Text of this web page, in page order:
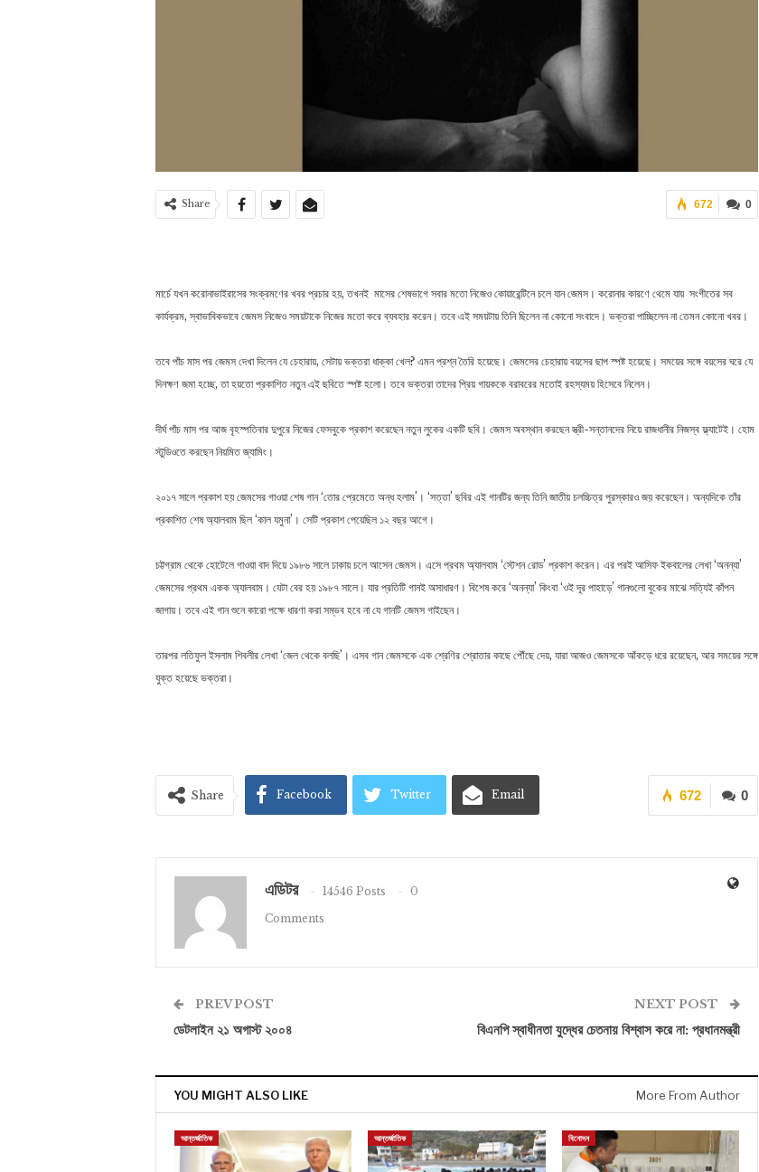
0
672
Share
মার্চে যখন করোনাভাইরাসের সংক্রমণের খবর প্রচার হয়, তখনই মাসের শেষভাগে সবার মতো নিজেও কোয়ারেন্টিনে চলে যান জেমস। করোনার কারণে থেমে যায় সংগীতের সব
কার্যক্রম, স্বাভাবিকভাবে জেমস নিজেও সময়টাকে নিজের মতো করে ব্যবহার করেন। তবে এই সময়টায় তিনি ছিলেন না কোনো সংবাদে। ভক্তরা পাচ্ছিলেন না তেমন কোনো খবর।
তবে পাঁচ মাস পর জেমস দেখা দিলেন যে চেহারায়, সেটায় ভক্তরা ধাক্কা খেল? এমন প্রশ্ন তৈরি হয়েছে। জেমসের চেহারায় বয়সের ছাপ স্পষ্ট হয়েছে। সময়ের সঙ্গে বয়সের ঘরে যে
দিনক্ষণ জমা হচ্ছে, তা হয়তো প্রকাশিত নতুন এই ছবিতে স্পষ্ট হলো। তবে ভক্তরা তাদের প্রিয় গায়ককে বরাবরের মতোই রহস্যময় হিসেবে নিলেন।
দীর্ঘ পাঁচ মাস পর আজ বৃহস্পতিবার দুপুরে নিজের ফেসবুকে প্রকাশ করেছেন নতুন লুকের একটি ছবি। জেমস অবস্থান করছেন স্ত্রী-সন্তানদের নিয়ে রাজধানীর নিজস্ব ফ্ল্যাটেই। হোম
স্টুডিওতে করছেন নিয়মিত জ্যামিং।
২০১৭ সালে প্রকাশ হয় জেমসের গাওয়া শেষ গান ‘তোর প্রেমেতে অন্ধ হলাম’। ‘সত্তা’ ছবির এই গানটির জন্য তিনি জাতীয় চলচ্চিত্র পুরস্কারও জয় করেছেন। অন্যদিকে তাঁর
প্রকাশিত শেষ অ্যালবাম ছিল ‘কাল যমুনা’। সেটি প্রকাশ পেয়েছিল ১২ বছর আগে।
চট্টগ্রাম থেকে হোটেলে গাওয়া বাদ দিয়ে ১৯৮৬ সালে ঢাকায় চলে আসেন জেমস। এসে প্রথম অ্যালবাম ‘স্টেশন রোড’ প্রকাশ করেন। এর পরই আসিফ ইকবালের লেখা ‘অনন্যা’
জেমসের প্রথম একক অ্যালবাম। যেটা বের হয় ১৯৮৭ সালে। যার প্রতিটি গানই অসাধারণ। বিশেষ করে ‘অনন্যা’ কিংবা ‘ওই দূর পাহাড়ে’ গানগুলো বুকের মাঝে সত্যিই কাঁপন
জাগায়। তবে এই গান শুনে কারো পক্ষে ধারণা করা সম্ভব হবে না যে গানটি জেমস গাইছেন।
তারপর লতিফুল ইসলাম শিবলীর লেখা ‘জেল থেকে বলছি’। এসব গান জেমসকে এক শ্রেণির শ্রোতার কাছে পৌঁছে দেয়, যারা আজও জেমসকে আঁকড়ে ধরে রয়েছেন, আর সময়ের সঙ্গে
যুক্ত হয়েছে ভক্তরা।
0
672
Share Facebook Twitter Email
এডিটর 14546 Posts
0
Comments
PREV POST
ডেটলাইন ২১ অগাস্ট ২০০৪
NEXT POST
বিএনপি স্বাধীনতা যুদ্ধের চেতনায় বিশ্বাস করে না: প্রধানমন্ত্রী
YOU MIGHT ALSO LIKE More From Author
আন্তর্জাতিক আন্তর্জাতিক বিনোদন